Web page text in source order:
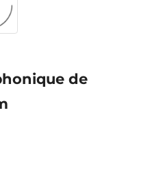
de